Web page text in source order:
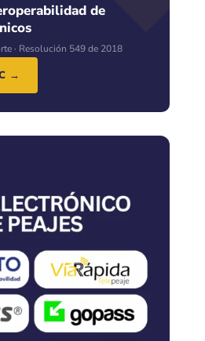
de
· Resolución 549 de 2018
→